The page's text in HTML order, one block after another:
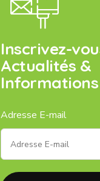
Inscrivez-
Actualités &
Informations
Adresse E-mail